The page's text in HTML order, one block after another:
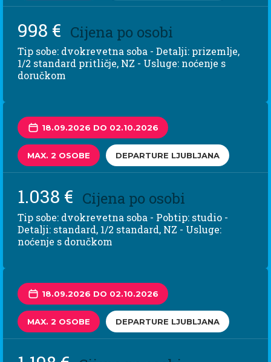
998 € Cijena po osobi
Tip sobe: dvokrevetna soba - Detalji: prizemlje,
1/2 standard pritličje, NZ - Usluge: noćenje s
doručkom
18.09.2026 DO 02.10.2026
MAX. 2 OSOBE DEPARTURE LJUBLJANA
1.038 € Cijena po osobi
Tip sobe: dvokrevetna soba - Pobtip: studio -
Detalji: standard, 1/2 standard, NZ - Usluge:
noćenje s doručkom
18.09.2026 DO 02.10.2026
MAX. 2 OSOBE DEPARTURE LJUBLJANA